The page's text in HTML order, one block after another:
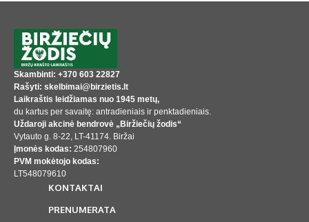
Skambinti: +370 603 22827
Rašyti: skelbimai@birzietis.lt
Laikraštis leidžiamas nuo 1945 metų,
du kartus per savaitę: antradieniais ir penktadieniais.
Uždaroji akcinė bendrovė „Biržiečių žodis“
Vytauto g. 8-22, LT-41174. Biržai
Įmonės kodas: 254807960
PVM mokėtojo kodas:
LT548079610
KONTAKTAI
PRENUMERATA